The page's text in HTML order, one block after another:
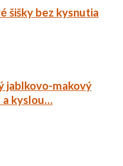
šišky bez kysnutia
jablkovo-makový
a kyslou…